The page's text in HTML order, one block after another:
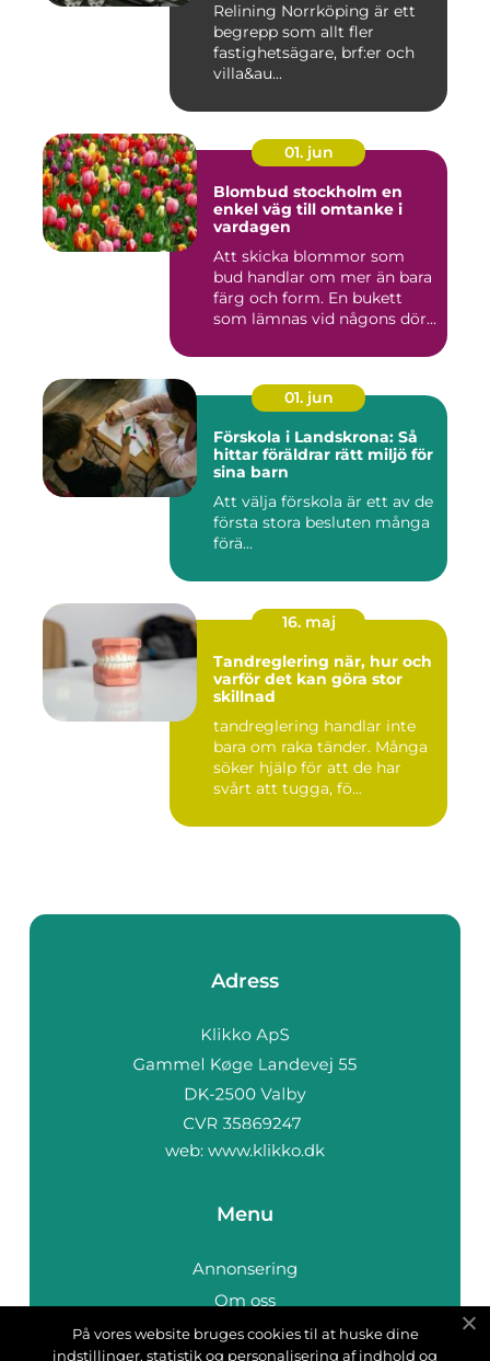
Relining Norrköping är ett
begrepp som allt fler
fastighetsägare, brf:er och
villa&au...
01. jun
Blombud stockholm en
enkel väg till omtanke i
vardagen
Att skicka blommor som
bud handlar om mer än bara
färg och form. En bukett
som lämnas vid någons dör...
01. jun
Förskola i Landskrona: Så
hittar föräldrar rätt miljö för
sina barn
Att välja förskola är ett av de
första stora besluten många
förä...
16. maj
Tandreglering när, hur och
varför det kan göra stor
skillnad
tandreglering handlar inte
bara om raka tänder. Många
söker hjälp för att de har
svårt att tugga, fö...
Adress
web: www.klikko.dk
Menu
Annonsering
Om oss
Cookies
På vores website bruges cookies til at huske dine
indstillinger, statistik og personalisering af indhold og